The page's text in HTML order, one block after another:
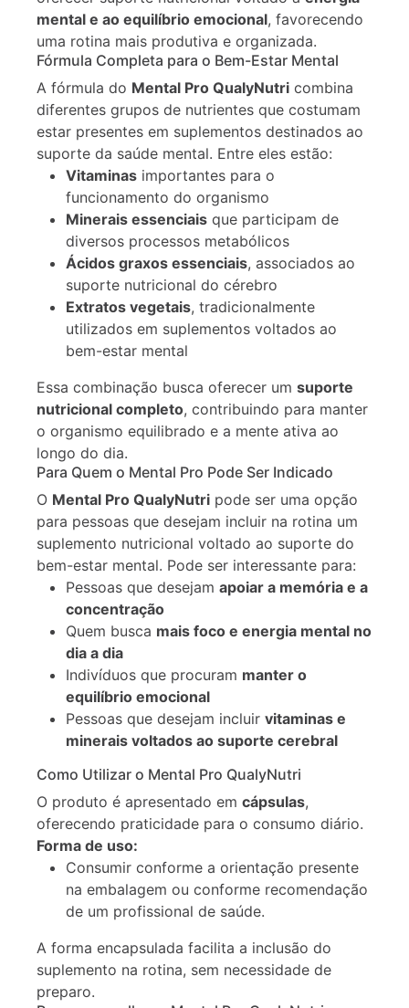
mental e ao equilíbrio emocional, favorecendo
uma rotina mais produtiva e organizada.
Fórmula Completa para o Bem-Estar Mental
A fórmula do Mental Pro QualyNutri combina
diferentes grupos de nutrientes que costumam
estar presentes em suplementos destinados ao
suporte da saúde mental. Entre eles estão:
Vitaminas importantes para o
funcionamento do organismo
Minerais essenciais que participam de
diversos processos metabólicos
Ácidos graxos essenciais, associados ao
suporte nutricional do cérebro
Extratos vegetais, tradicionalmente
utilizados em suplementos voltados ao
bem-estar mental
Essa combinação busca oferecer um suporte
nutricional completo, contribuindo para manter
o organismo equilibrado e a mente ativa ao
longo do dia.
Para Quem o Mental Pro Pode Ser Indicado
O Mental Pro QualyNutri pode ser uma opção
para pessoas que desejam incluir na rotina um
suplemento nutricional voltado ao suporte do
bem-estar mental. Pode ser interessante para:
Pessoas que desejam apoiar a memória e a
concentração
Quem busca mais foco e energia mental no
dia a dia
Indivíduos que procuram manter o
equilíbrio emocional
Pessoas que desejam incluir vitaminas e
minerais voltados ao suporte cerebral
Como Utilizar o Mental Pro QualyNutri
O produto é apresentado em cápsulas,
oferecendo praticidade para o consumo diário.
Forma de uso:
Consumir conforme a orientação presente
na embalagem ou conforme recomendação
de um profissional de saúde.
A forma encapsulada facilita a inclusão do
suplemento na rotina, sem necessidade de
preparo.